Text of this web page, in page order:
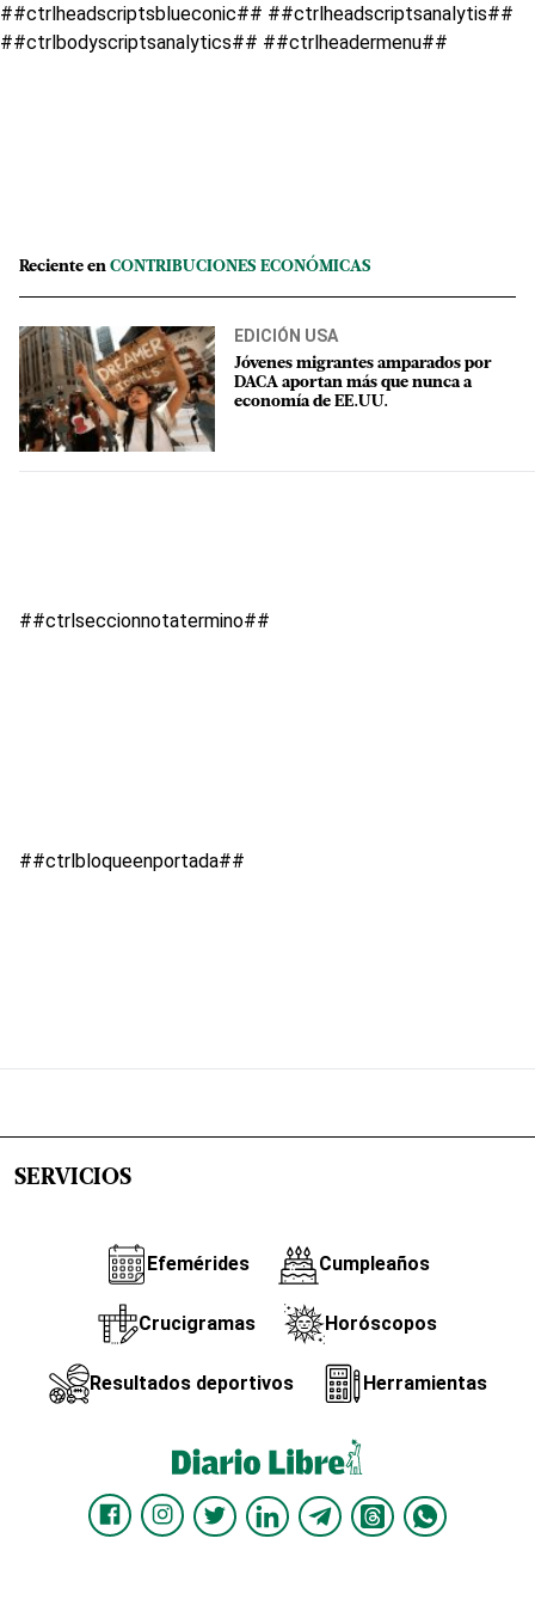
##ctrlheadscriptsblueconic## ##ctrlheadscriptsanalytis##
##ctrlbodyscriptsanalytics## ##ctrlheadermenu##
Reciente en CONTRIBUCIONES ECONÓMICAS
EDICIÓN USA
Jóvenes migrantes amparados por
DACA aportan más que nunca a
economía de EE.UU.
##ctrlseccionnotatermino##
##ctrlbloqueenportada##
SERVICIOS
Efemérides Cumpleaños
Crucigramas Horóscopos
Resultados deportivos Herramientas